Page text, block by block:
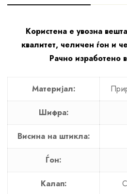
Користена е увозна
квалитет, челичен ѓон и
Рачно изработено
Материјал:
Шифра:
Висина на штикла:
Ѓон:
Калап: